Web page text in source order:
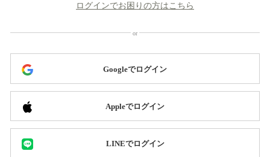
ログインでお困りの方はこちら
Googleでログイン
Appleでログイン
LINEでログイン